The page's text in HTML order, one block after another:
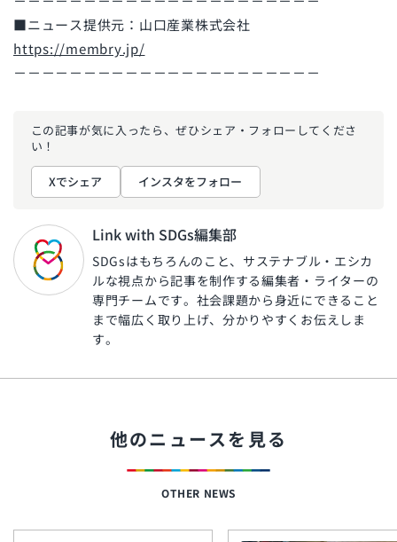
■ニュース提供元： 山口産業株式会社
https://membry.jp/
－－－－－－－－－－－－－－－－－－－－－－
この記事が気に入ったら、ぜひシェア・フォローしてくださ
い！
Xでシェア インスタをフォロー
Link with SDGs編集部
SDGsはもちろんのこと、サステナブル・エシカ
ルな視点から記事を制作する編集者・ライターの
専門チームです。社会課題から身近にできること
まで幅広く取り上げ、分かりやすくお伝えしま
す。
他のニュースを見る
OTHER NEWS